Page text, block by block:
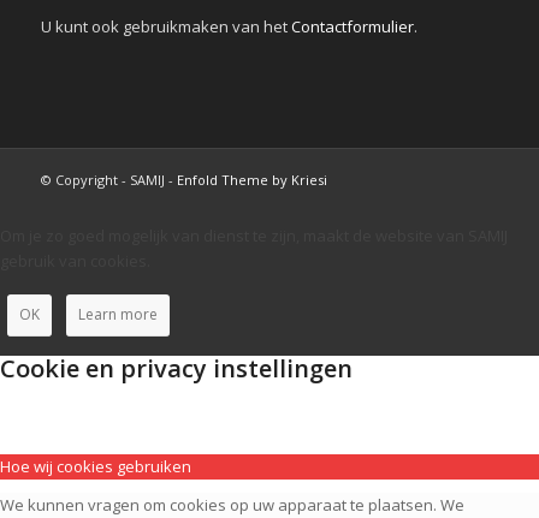
U kunt ook gebruikmaken van hetContactformulier.
© Copyright - SAMIJ - Enfold Theme by Kriesi
OK Learn more
Cookie en privacy instellingen
Hoe wij cookies gebruiken
We kunnen vragen om cookies op uw apparaat te plaatsen. We